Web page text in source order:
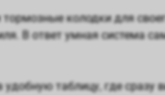
колодки для
В ответ умная система
таблицу, где